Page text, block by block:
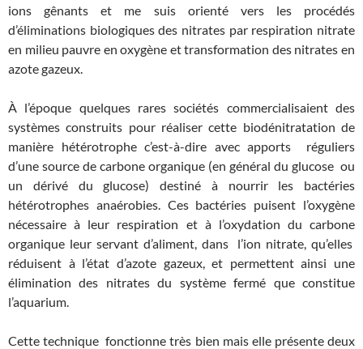
ions gênants et me suis orienté vers les procédés
d’éliminations biologiques des nitrates par respiration nitrate
en milieu pauvre en oxygène et transformation des nitrates en
azote gazeux.
À l’époque quelques rares sociétés commercialisaient des
systèmes construits pour réaliser cette biodénitratation de
manière hétérotrophe c’est-à-dire avec apports réguliers
d’une source de carbone organique (en général du glucose ou
un dérivé du glucose) destiné à nourrir les bactéries
hétérotrophes anaérobies. Ces bactéries puisent l’oxygène
nécessaire à leur respiration et à l’oxydation du carbone
organique leur servant d’aliment, dans l’ion nitrate, qu’elles
réduisent à l’état d’azote gazeux, et permettent ainsi une
élimination des nitrates du système fermé que constitue
l’aquarium.
Cette technique fonctionne très bien mais elle présente deux